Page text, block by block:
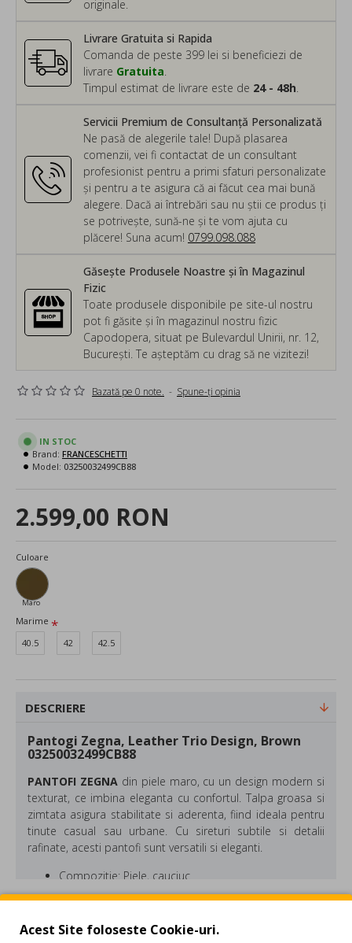
originale.
Servicii Premium de Consultanță Personalizată
Ne pasă de alegerile tale! După plasarea
comenzii, vei fi contactat de un consultant
profesionist pentru a primi sfaturi personalizate
și pentru a te asigura că ai făcut cea mai bună
alegere. Dacă ai întrebări sau nu știi ce produs ți
se potrivește, sună-ne și te vom ajuta cu
plăcere! Suna acum! 0799.098.088
Livrare Gratuita si Rapida
Comanda de peste 399 lei si beneficiezi de
livrare Gratuita
Timpul estimat de livrare este de 24 - 48h
Găsește Produsele Noastre și în Magazinul
Fizic
Toate produsele disponibile pe site-ul nostru
pot fi găsite și în magazinul nostru fizic
Capodopera, situat pe Bulevardul Unirii, nr. 12,
București. Te așteptăm cu drag să ne vizitezi!
Bazată pe 0 note. - Spune-ţi opinia
2.599,00 RON
IN STOC
Brand: FRANCESCHETTI
Model: 03250032499CB88
Culoare
Maro
Marime
40.5
42 42.5
DESCRIERE
Pantogi Zegna, Leather Trio Design, Brown
03250032499CB88
PANTOFI ZEGNA din piele maro, cu un design modern si
texturat, ce imbina eleganta cu confortul. Talpa groasa si
zimtata asigura stabilitate si aderenta, fiind ideala pentru
tinute casual sau urbane. Cu sireturi subtile si detalii
rafinate, acesti pantofi sunt versatili si eleganti.
Compozitie: Piele, cauciuc
Made in Italy
Zegna este un brand de lux creat special pentru barbate
Acest Site foloseste Cookie-uri.